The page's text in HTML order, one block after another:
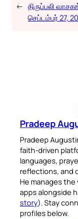
← திருப்பலி
செப்டம்பர் 27,
Pradeep
Pradeep
faith-driven
languages,
reflections, and
He manages
apps alongside
story). Stay
profiles below.